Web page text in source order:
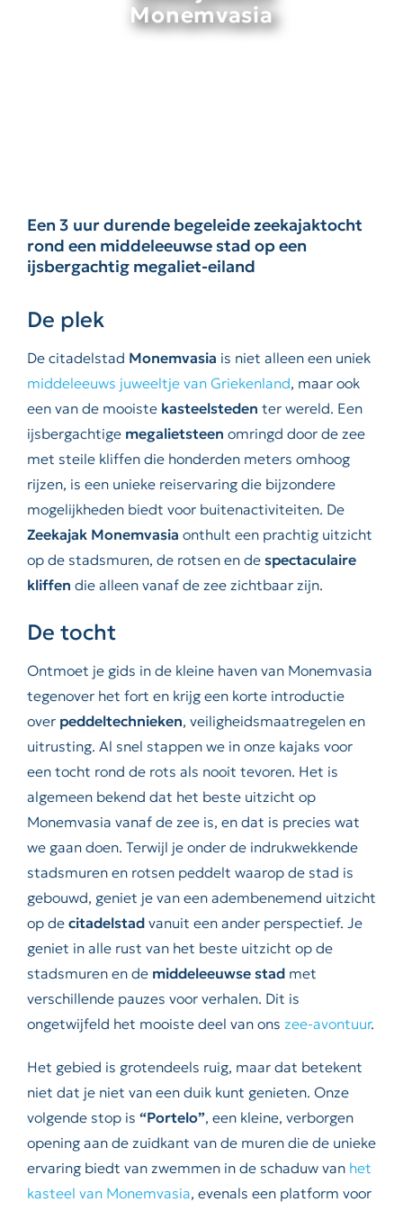
Monemvasia
Een 3 uur durende begeleide zeekajaktocht
rond een middeleeuwse stad op een
ijsbergachtig megaliet-eiland
De plek
De citadelstad Monemvasia is niet alleen een uniek
middeleeuws juweeltje van Griekenland, maar ook
een van de mooiste kasteelsteden ter wereld. Een
ijsbergachtige megalietsteen omringd door de zee
met steile kliffen die honderden meters omhoog
rijzen, is een unieke reiservaring die bijzondere
mogelijkheden biedt voor buitenactiviteiten. De
Zeekajak Monemvasia onthult een prachtig uitzicht
op de stadsmuren, de rotsen en de spectaculaire
kliffen die alleen vanaf de zee zichtbaar zijn.
De tocht
Ontmoet je gids in de kleine haven van Monemvasia
tegenover het fort en krijg een korte introductie
over peddeltechnieken, veiligheidsmaatregelen en
uitrusting. Al snel stappen we in onze kajaks voor
een tocht rond de rots als nooit tevoren. Het is
algemeen bekend dat het beste uitzicht op
Monemvasia vanaf de zee is, en dat is precies wat
we gaan doen. Terwijl je onder de indrukwekkende
stadsmuren en rotsen peddelt waarop de stad is
gebouwd, geniet je van een adembenemend uitzicht
op de citadelstadvanuit een ander perspectief. Je
geniet in alle rust van het beste uitzicht op de
stadsmuren en de middeleeuwse stadmet
verschillende pauzes voor verhalen. Dit is
ongetwijfeld het mooiste deel van ons zee-avontuur.
Het gebied is grotendeels ruig, maar dat betekent
niet dat je niet van een duik kunt genieten. Onze
volgende stop is “Portelo”, een kleine, verborgen
opening aan de zuidkant van de muren die de unieke
ervaring biedt van zwemmen in de schaduw van het
kasteel van Monemvasia, evenals een platform voor